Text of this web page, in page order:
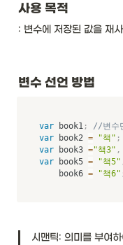
사용 목적
: 변수에 저장된 값을 재
변수 선언 방법
var book1 ;
//변수
var book2 = "책" ;
var book3 ="책3" ,
var book5 = "책5"
		book6
= "책6"
시맨틱: 의미를 부여